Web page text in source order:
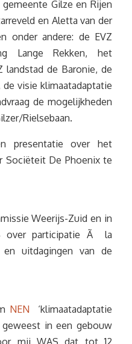
Gilze en Rijen
en Aletta van der
onder andere: de EVZ
Lange Rekken, het
landstad de Baronie, de
visie klimaatadaptatie
de mogelijkheden
Rielsebaan.
presentatie over het
Sociëteit De Phoenix te
Weerijs-Zuid en in
over participatie Ã la
en uitdagingen van de
NEN ‘klimaatadaptatie
geweest in een gebouw
mij WAS dat tot 12